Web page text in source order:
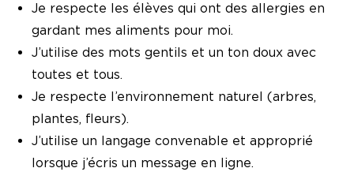
Je respecte les élèves qui ont des allergies en
gardant mes aliments pour moi.
J’utilise des mots gentils et un ton doux avec
toutes et tous.
Je respecte l’environnement naturel (arbres,
plantes, fleurs).
J’utilise un langage convenable et approprié
lorsque j’écris un message en ligne.